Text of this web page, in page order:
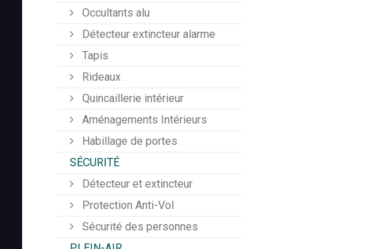
Occultants alu
Détecteur extincteur alarme
Tapis
Rideaux
Quincaillerie intérieur
Aménagements Intérieurs
Habillage de portes
SÉCURITÉ
Détecteur et extincteur
Protection Anti-Vol
Sécurité des personnes